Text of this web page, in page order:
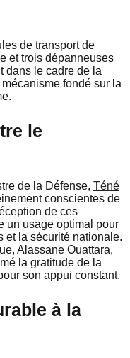
de transport de
et trois dépanneuses
dans le cadre de la
fondé sur la
le
de la Défense, Téné
conscientes de
de ces
un usage optimal pour
et la sécurité nationale.
Alassane Ouattara,
la gratitude de la
son appui constant.
à la